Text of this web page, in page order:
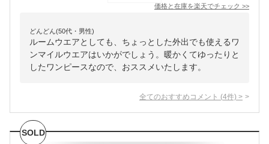
価格と在庫を楽天でチェック >>
どんどん(50代・男性)
ルームウエアとしても、ちょっとした外出でも使えるワ
ンマイルウエアはいかがでしょう。暖かくてゆったりと
したワンピースなので、おススメいたします。
全てのおすすめコメント (4件) >
SOLD